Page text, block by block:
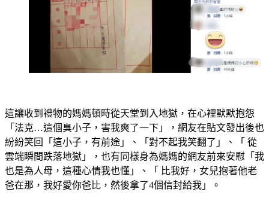
這讓收到禮物的媽媽頓時從天堂到入地獄，在心裡默默抱怨
「法克…這個臭小子，害我爽了一下」，網友在貼文發出後也
紛紛笑回「這小子，有前途」、「對不起我笑翻了」、「 從
雲端瞬間跌落地獄」，也有同樣身為媽媽的網友前來安慰「我
也是為人母，這種心情我也懂」、「 比我好，女兒抱著他老
爸在那，我好愛你爸比，然後拿了4個信封給我」。